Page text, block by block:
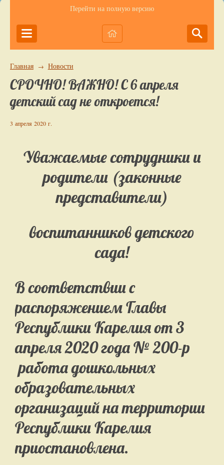
Перейти на полную версию
Главная → Новости
СРОЧНО! ВАЖНО! С 6 апреля
детский сад не откроется!
3 апреля 2020 г.
Уважаемые сотрудники и
родители (законные
представители)
воспитанников детского
сада!
В соответствии с
распоряжением Главы
Республики Карелия от 3
апреля 2020 года № 200-р
работа дошкольных
образовательных
организаций на территории
Республики Карелия
приостановлена.